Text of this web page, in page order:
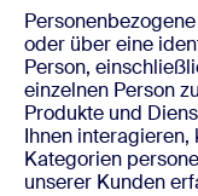
oder über eine
Person,
einzelnen Person
Produkte und
Ihnen
Kategorien
unserer Kunden